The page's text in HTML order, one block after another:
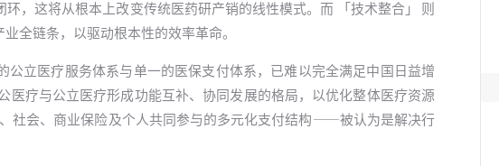
，这将从根本上改变传统医药研产销的线性模式。而 「技术整合」 则
全链条，以驱动根本性的效率革命。
公立医疗服务体系与单一的医保支付体系，已难以完全满足中国日益增
疗与公立医疗形成功能互补、协同发展的格局，以优化整体医疗资源
社会、商业保险及个人共同参与的多元化支付结构——被认为是解决行